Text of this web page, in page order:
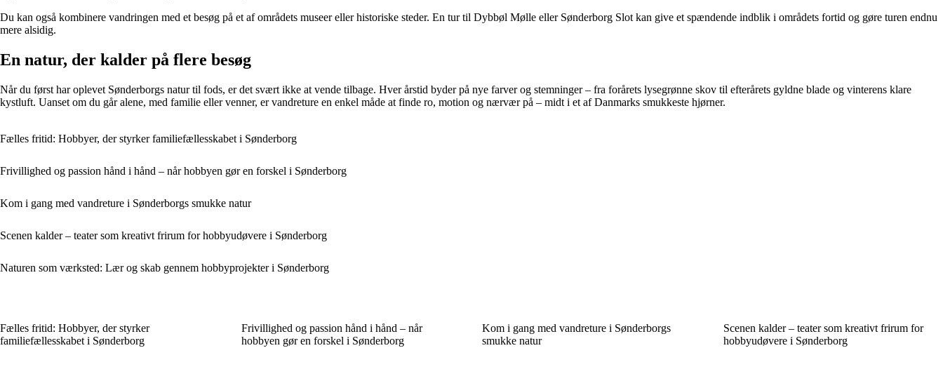
Du kan også kombinere vandringen med et besøg på et af områdets museer eller historiske steder. En tur til Dybbøl Mølle eller Sønderborg Slot kan give et spændende indblik i områdets fortid og gøre turen endnu
mere alsidig.
En natur, der kalder på flere besøg
Når du først har oplevet Sønderborgs natur til fods, er det svært ikke at vende tilbage. Hver årstid byder på nye farver og stemninger – fra forårets lysegrønne skov til efterårets gyldne blade og vinterens klare
kystluft. Uanset om du går alene, med familie eller venner, er vandreture en enkel måde at finde ro, motion og nærvær på – midt i et af Danmarks smukkeste hjørner.
Fælles fritid: Hobbyer, der styrker familiefællesskabet i Sønderborg
Frivillighed og passion hånd i hånd – når hobbyen gør en forskel i Sønderborg
Kom i gang med vandreture i Sønderborgs smukke natur
Scenen kalder – teater som kreativt frirum for hobbyudøvere i Sønderborg
Naturen som værksted: Lær og skab gennem hobbyprojekter i Sønderborg
Fælles fritid: Hobbyer, der styrker
familiefællesskabet i Sønderborg
Frivillighed og passion hånd i hånd – når
hobbyen gør en forskel i Sønderborg
Kom i gang med vandreture i Sønderborgs
smukke natur
Scenen kalder – teater som kreativt frirum for
hobbyudøvere i Sønderborg